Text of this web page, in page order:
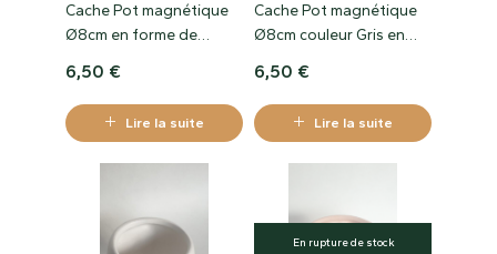
Lire la suite
Cache Pot magnétique
Ø8cm en forme de
Jaune en céramique.
Véritable pot
magnétique qui se colle
idéal pour décorer votre
6,50 €
Lire la suite
Cache Pot magnétique
Ø8cm couleur Gris en
magnétique qui se colle
comme un magnets !
S’accroche sur toutes les
6,50 €
En rupture de stock